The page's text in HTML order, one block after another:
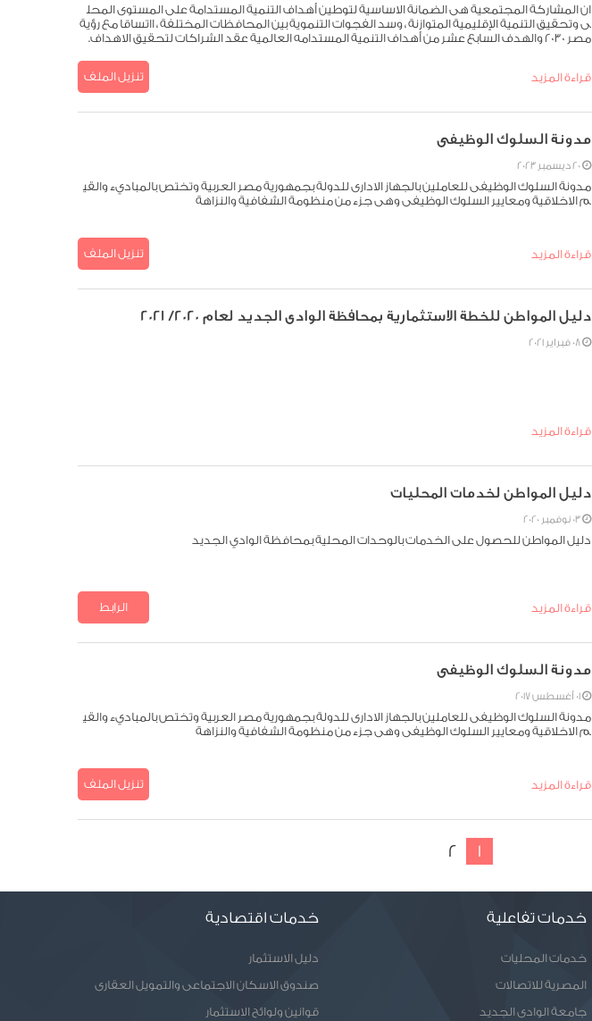
ان المشاركة المجتمعية هى الضمانة الاساسية لتوطين أهداف التنمية المستدامة على المستوى المحل
ى وتحقيق التنمية الإقليمية المتوازنة ، وسد الفجوات التنموية بين المحافظات المختلفة ، ااتساقا مع رؤية
مصر 2030 والهدف السابع عشر من أهداف التنمية المستدامه العالمية عقد الشراكات لتحقيق الاهداف.
قراءة المزيد تنزيل الملف
مدونة السلوك الوظيفى
مدونة السلوك الوظيفى للعاملين بالجهاز الادارى للدولة بجمهورية مصر العربية وتختص بالمباديء والقي
م الاخلاقية ومعايير السلوك الوظيفى وهى جزء من منظومة الشفافية والنزاهة
قراءة المزيد تنزيل الملف
دليل المواطن للخطة الاستثمارية بمحافظة الوادى الجديد لعام 2020/ 2021
قراءة المزيد
دليل المواطن لخدمات المحليات
دليل المواطن للحصول على الخدمات بالوحدات المحلية بمحافظة الوادي الجديد
قراءة المزيد الرابط
مدونة السلوك الوظيفى
مدونة السلوك الوظيفى للعاملين بالجهاز الادارى للدولة بجمهورية مصر العربية وتختص بالمباديء والقي
م الاخلاقية ومعايير السلوك الوظيفى وهى جزء من منظومة الشفافية والنزاهة
قراءة المزيد تنزيل الملف
1
2
خدمات تفاعلية
خدمات المحليات
المصرية للاتصالات
جامعة الوادى الجديد
خدمات اقتصادية
دليل الاستثمار
صندوق الاسكان الاجتماعى والتمويل العقارى
قوانين ولوائح الاستثمار